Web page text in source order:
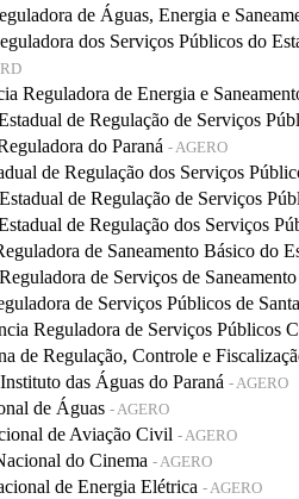
de Águas, Energia e
dos Serviços Públicos do
Reguladora de Energia e
de Regulação de Serviços
do Paraná - AGERO
de Regulação dos Serviços
de Regulação de Serviços
de Regulação dos Serviços
de Saneamento Básico do
de Serviços de
de Serviços Públicos de
Reguladora de Serviços Públicos
de Regulação, Controle e
das Águas do Paraná - AGERO
de Águas - AGERO
de Aviação Civil - AGERO
do Cinema - AGERO
de Energia Elétrica - AGERO